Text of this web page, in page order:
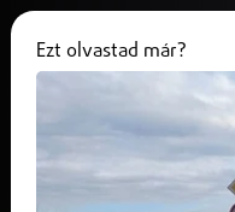
Az aszályok
Ezt olvastad már?